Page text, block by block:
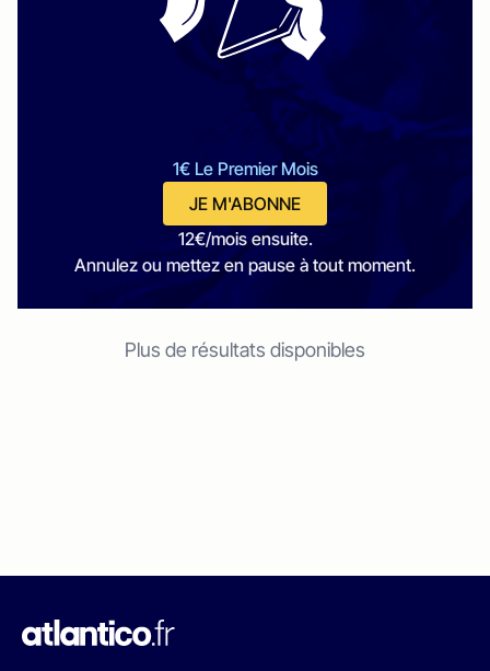
1€ Le Premier Mois
JE M'ABONNE
12€/mois ensuite.
Annulez ou mettez en pause à tout moment.
Plus de résultats disponibles